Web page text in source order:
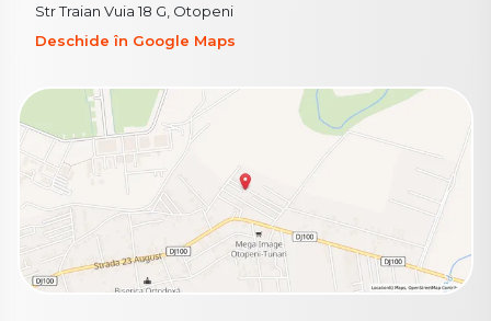
Str Traian Vuia 18 G, Otopeni
Deschide în Google Maps